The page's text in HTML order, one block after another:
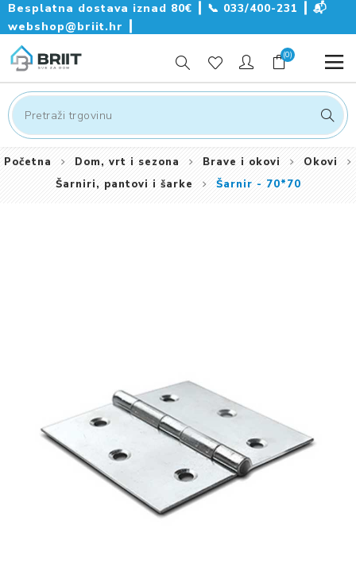
Besplatna dostava iznad 80€ ┃ 📞 033/400-231
📬
webshop@briit.hr
(0)
Početna Dom, vrt i sezona Brave i okovi
Okovi
Šarniri, pantovi i šarke
Šarnir - 70*70